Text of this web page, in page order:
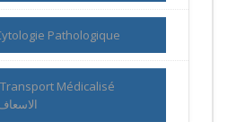
Pathologique
Médicalisé